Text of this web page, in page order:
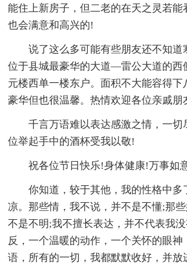
能住上新房子，但二老的在天之灵若能
也会满意和高兴的!
说了这么多可能有些朋友还不知道
位于县城最豪华的大道—雷公大道的西
元楼西单一楼东户。面积不大能容得下
豪华但也很温馨。热情欢迎各位亲戚朋
千言万语难以表达感激之情，一切
位举起手中的酒杯受我以敬!
祝各位节日快乐!身体健康!万事如
你知道，较于其他，我的性格中多
凉。那些情，我不说，并不是不懂;那
不是不明;我不擅长表达，并不代表我
反，一个温暖的动作，一个关怀的眼神
语，所有的一切，我都默默收好，并放